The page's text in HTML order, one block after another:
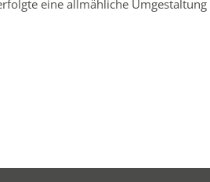
eine allmähliche Umgestaltung